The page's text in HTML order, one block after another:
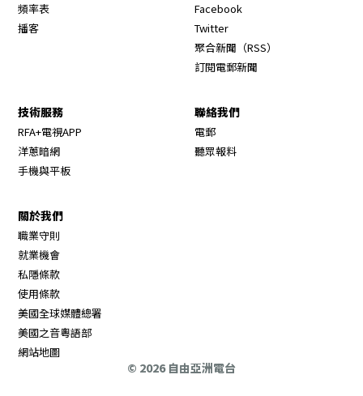
頻率表
播客
Facebook
Twitter
聚合新聞（RSS）
訂閱電郵新聞
技術服務
RFA+電視APP
洋蔥暗網
手機與平板
聯絡我們
電郵
聽眾報料
關於我們
職業守則
就業機會
私隱條款
使用條款
美國全球媒體總署
美國之音粵語部
網站地圖
© 2026 自由亞洲電台